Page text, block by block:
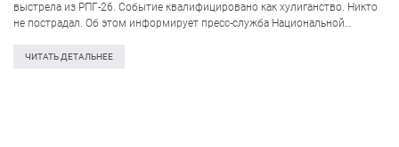
выстрела из РПГ-26. Событие квалифицировано как хулиганство. Никто
не пострадал. Об этом информирует пресс-служба Национальной
информация о том, что в здании, где на одном из этажей находится…
ЧИТАТЬ ДЕТАЛЬНЕЕ